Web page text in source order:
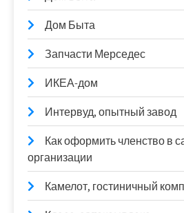
Дом Быта
Запчасти Мерседес
ИКЕА-дом
Интервуд, опытный завод
Как оформить членство в
организации
Камелот, гостиничный